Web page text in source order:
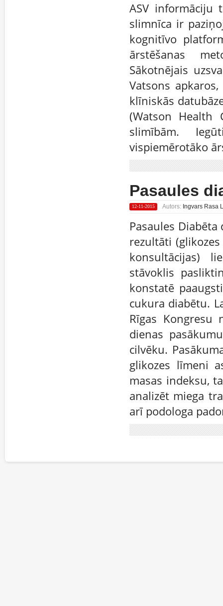
ASV informāciju
slimnīca ir
kognitīvo
ārstēšanas
Sākotnējais
Vatsons
klīniskās
(Watson Health
slimībām.
vispiemērotāko
Pasaules
12-11-2015 Autors: Ingvars Rasa
Pasaules
rezultāti
konsultācijas)
stāvoklis
konstatē
cukura diabētu.
Rīgas Kongresu
dienas
cilvēku.
glikozes līmeni
masas indeksu,
analizēt miega
arī podologa